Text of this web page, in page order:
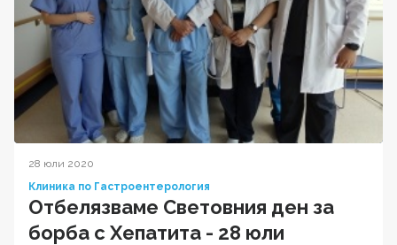
28 юли 2020
Клиника по Гастроентерология
Отбелязваме Световния ден за
борба с Хепатита - 28 юли